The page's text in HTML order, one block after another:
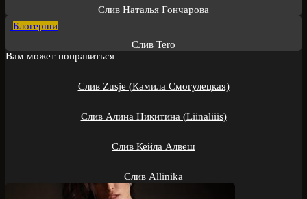
Слив Наталья Гончарова
Блогерши
Слив Tero
Вам может понравиться
Слив Zusje (Камила Смогулецкая)
Слив Алина Никитина (Liinaliiis)
Слив Кейла Алвеш
Слив Allinika